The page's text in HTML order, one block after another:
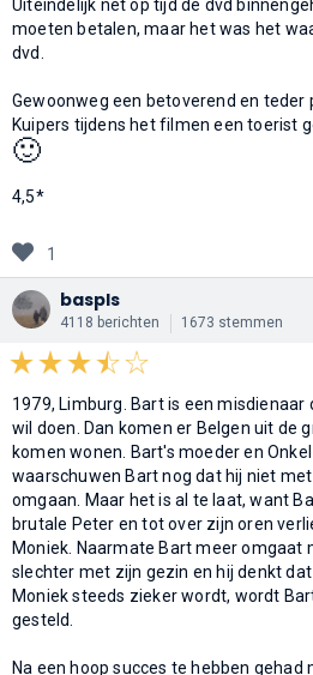
Uiteindelijk net op tijd de dvd
moeten betalen, maar het was het
dvd.
Gewoonweg een betoverend en teder
Kuipers tijdens het filmen een toerist
🙂
4,5*
1
baspls
4118 berichten 1673 stemmen
1979, Limburg. Bart is een
wil doen. Dan komen er Belgen uit de
komen wonen. Bart's moeder en
waarschuwen Bart nog dat hij niet
omgaan. Maar het is al te laat, want
brutale Peter en tot over zijn oren
Moniek. Naarmate Bart meer omgaat
slechter met zijn gezin en hij denkt
Moniek steeds zieker wordt, wordt
gesteld.
Na een hoop succes te hebben